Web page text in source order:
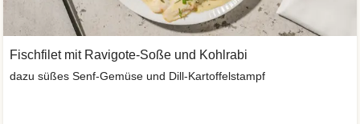
Fischfilet mit Ravigote-Soße und Kohlrabi
dazu süßes Senf-Gemüse und Dill-Kartoffelstampf